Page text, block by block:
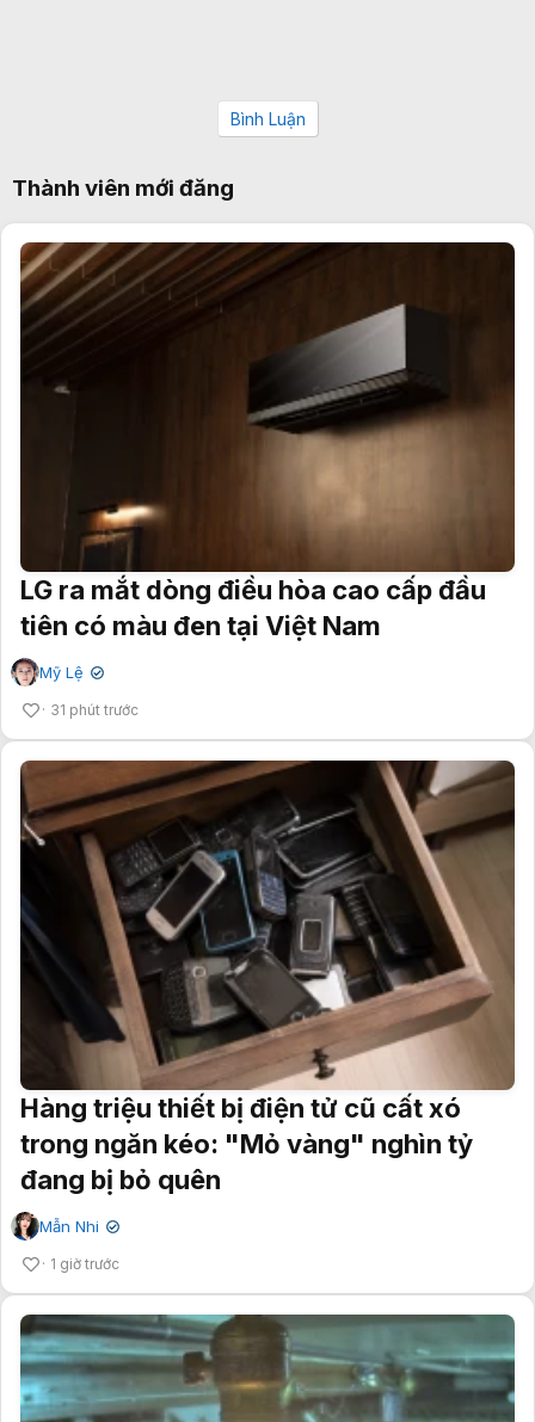
Bình Luận
Thành viên mới đăng
LG ra mắt dòng điều hòa cao cấp đầu
tiên có màu đen tại Việt Nam
Mỹ Lệ ✔
31 phút trước
Hàng triệu thiết bị điện tử cũ cất xó
trong ngăn kéo: "Mỏ vàng" nghìn tỷ
đang bị bỏ quên
Mẫn Nhi ✔
1 giờ trước